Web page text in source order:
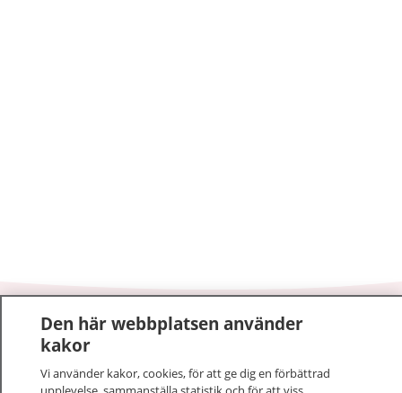
1177–tryggt om din hälsa och vård
På 1177.se får du råd om hälsa och information om
Den här webbplatsen använder
kakor
Vi använder kakor, cookies, för att ge dig en förbättrad